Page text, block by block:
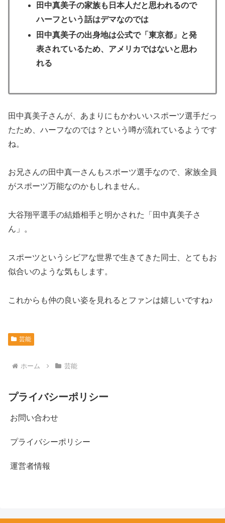
田中真美子の家族も日本人だと思われるので
ハーフという話はデマなのでは
田中真美子の出身地は公式で「東京都」と発
表されているため、アメリカではないと思わ
れる
田中真美子さんが、あまりにもかわいいスポーツ選手だっ
たため、ハーフなのでは？という噂が流れているようです
ね。
お兄さんの田中真一さんもスポーツ選手なので、家族全員
がスポーツ万能なのかもしれません。
大谷翔平選手の結婚相手と明かされた「田中真美子さ
ん」。
スポーツというシビアな世界で生きてきた同士、とてもお
似合いのような気もします。
これからも仲の良い姿を見れるとファンは嬉しいですね♪
芸能
ホーム 芸能
プライバシーポリシー
お問い合わせ
プライバシーポリシー
運営者情報